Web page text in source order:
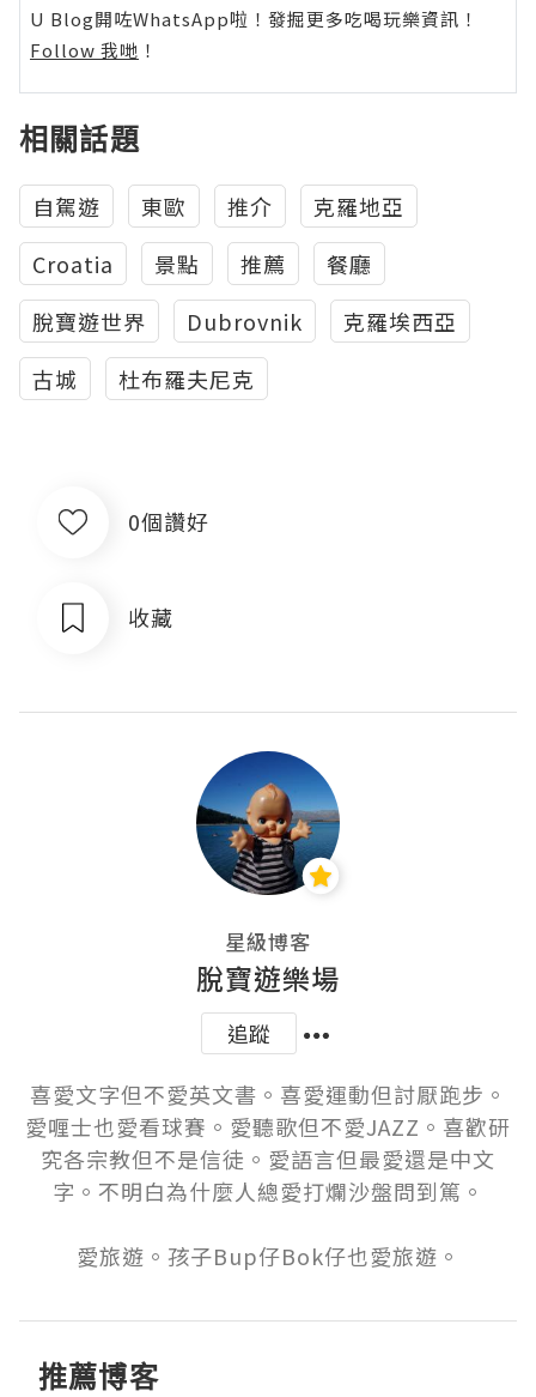
U Blog開咗WhatsApp啦！發掘更多吃喝玩樂資訊！
Follow 我哋 ！
相關話題
自駕遊 東歐 推介
克羅地亞
Croatia
景點 推薦
餐廳
脫寶遊世界
Dubrovnik
克羅埃西亞
古城
杜布羅夫尼克
0個讚好
收藏
星級博客
脫寶遊樂場
追蹤
喜愛文字但不愛英文書。喜愛運動但討厭跑步。
愛喱士也愛看球賽。愛聽歌但不愛JAZZ。喜歡研
究各宗教但不是信徒。愛語言但最愛還是中文
字。不明白為什麼人總愛打爛沙盤問到篤。
愛旅遊。孩子Bup仔Bok仔也愛旅遊。
推薦博客